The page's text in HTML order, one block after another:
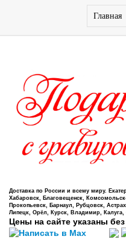
Главная
Доставка по России и всему миру.
Хабаровск, Благовещенск,
Прокопьевск, Барнаул, Рубцовск,
Липецк, Орёл, Курск, Владимир,
Цены на сайте указаны